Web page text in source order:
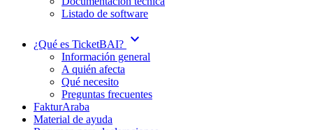
Listado de software
¿Qué es TicketBAI? expand_more
Información general
A quién afecta
Qué necesito
Preguntas frecuentes
FakturAraba
Material de ayuda